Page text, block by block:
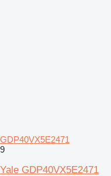
GDP40VX5E2471
9
Yale GDP40VX5E2471